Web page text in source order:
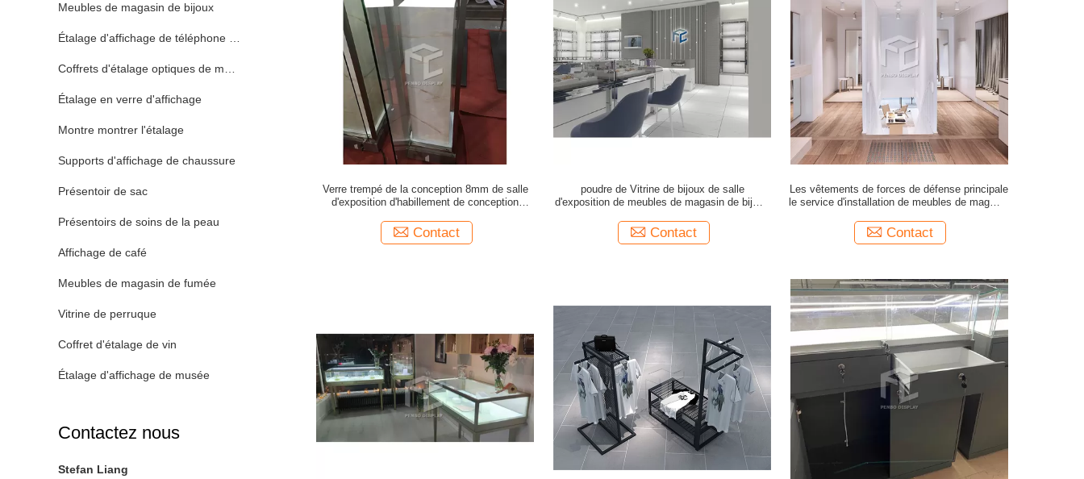
Meubles de magasin de bijoux
Étalage d'affichage de téléphone portable
Coffrets d'étalage optiques de magasin
Étalage en verre d'affichage
Montre montrer l'étalage
Supports d'affichage de chaussure
Présentoir de sac
Présentoirs de soins de la peau
Affichage de café
Meubles de magasin de fumée
Vitrine de perruque
Coffret d'étalage de vin
Étalage d'affichage de musée
Contactez nous
Stefan Liang
Verre trempé de la conception 8mm de salle
d'exposition d'habillement de conception
Contact
poudre de Vitrine de bijoux de salle
d'exposition de meubles de magasin de bijoux
Contact
Les vêtements de forces de défense principale
le service d'installation de meubles de magasin
Contact